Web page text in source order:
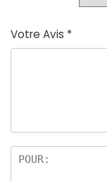
Votre Avis *